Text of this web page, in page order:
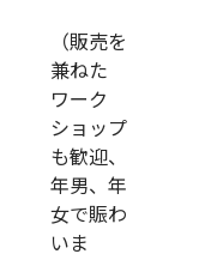
（販売を
兼ねた
ワーク
ショップ
も歓迎、
年男、年
女で賑わ
いま